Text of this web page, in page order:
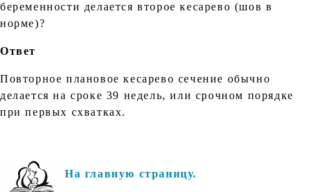
беременности делается второе кесарево (шов в
норме)?
Ответ
Повторное плановое кесарево сечение обычно
делается на сроке 39 недель, или срочном порядке
при первых схватках.
На главную страницу.